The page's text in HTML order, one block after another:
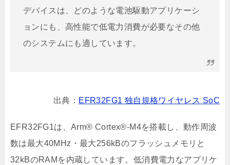
デバイスは、どのような電池駆動アプリケーシ
ョンにも、高性能で低電力消費が必要なその他
のシステムにも適しています。
出典： EFR32FG1 独自規格ワイヤレス SoC
EFR32FG1は、Arm® Cortex®-M4を搭載し、動作周波
数は最大40MHz・最大256kBのフラッシュメモリと
32kBのRAMを内蔵しています。低消費電力なアプリケ